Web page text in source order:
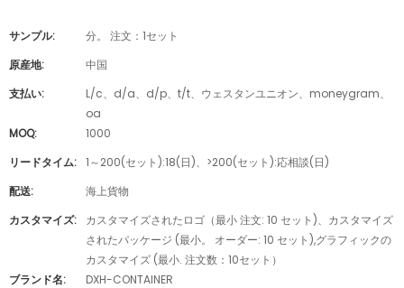
サンプル:
分。 注文：1セット
原産地:
中国
支払い:
L/c、d/a、d/p、t/t、ウェスタンユニオン、moneygram、
oa
MOQ:
1000
リードタイム: 1～200(セット):18(日)、>200(セット):応相談(日)
配送:
海上貨物
カスタマイズ:
カスタマイズされたロゴ（最小 注文: 10 セット)、カスタマイズ
されたパッケージ (最小。 オーダー: 10 セット),グラフィックの
カスタマイズ (最小. 注文数：10セット）
ブランド名:
DXH-CONTAINER